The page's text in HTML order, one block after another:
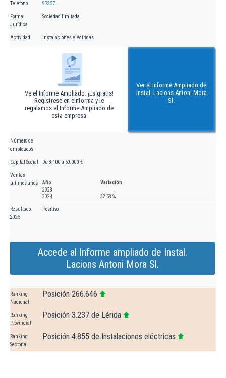
Teléfono 97357...
Forma
Jurídica
Sociedad limitada
Actividad Instalaciones eléctricas
Ve el Informe Ampliado. ¡Es gratis!
Regístrese en eInforma y le
regalamos el Informe Ampliado de
esta empresa
Ver el Informe Ampliado de
Instal. Lacions Antoni Mora
Sl.
Número de
empleados
Capital Social De 3.100 a 60.000 €
Ventas
últimos años
Año
Variación
2023
2024
32,58 %
Resultado
2025
Positivo
Accede al Informe ampliado de Instal.
Lacions Antoni Mora Sl.
Ranking
Nacional
Posición 266.646
Ranking
Provincial
Posición 3.237 de Lérida
Ranking
Sectorial
Posición 4.855 de Instalaciones eléctricas